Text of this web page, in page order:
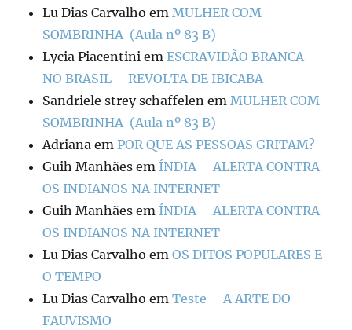
Lu Dias Carvalho emMULHER COM
SOMBRINHA (Aula nº 83 B)
Lycia Piacentini emESCRAVIDÃO BRANCA
NO BRASIL – REVOLTA DE IBICABA
Sandriele strey schaffelen emMULHER COM
SOMBRINHA (Aula nº 83 B)
Adriana emPOR QUE AS PESSOAS GRITAM?
Guih Manhães em ÍNDIA – ALERTA CONTRA
OS INDIANOS NA INTERNET
Guih Manhães em ÍNDIA – ALERTA CONTRA
OS INDIANOS NA INTERNET
Lu Dias Carvalho emOS DITOS POPULARES E
O TEMPO
Lu Dias Carvalho emTeste – A ARTE DO
FAUVISMO